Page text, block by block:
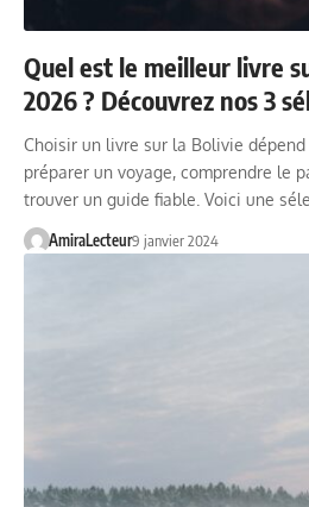
Quel est le meilleur livre
2026 ? Découvrez nos 3
Choisir un livre sur la Bolivie
préparer un voyage, comprendre le
trouver un guide fiable. Voici une
AmiraLecteur9 janvier 2024